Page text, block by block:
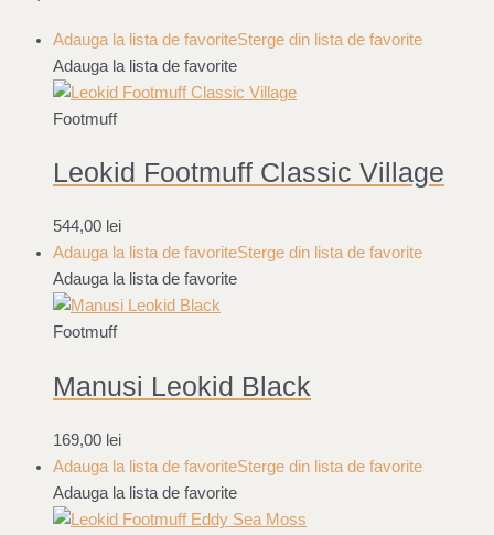
Adauga la lista de favoriteSterge din lista de favorite
Adauga la lista de favorite
Footmuff
Leokid Footmuff Classic Village
544,00 lei
Adauga la lista de favoriteSterge din lista de favorite
Adauga la lista de favorite
Footmuff
Manusi Leokid Black
169,00 lei
Adauga la lista de favoriteSterge din lista de favorite
Adauga la lista de favorite